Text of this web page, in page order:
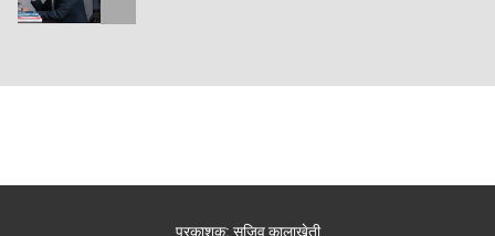
प्रकाशक: सजिव कालाखेती